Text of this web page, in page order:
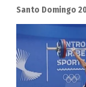
Santo Domingo